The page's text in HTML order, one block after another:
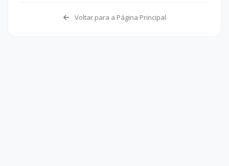
Voltar para a Página Principal